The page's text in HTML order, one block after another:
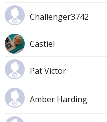
Challenger3742
Castiel
Pat Victor
Amber Harding